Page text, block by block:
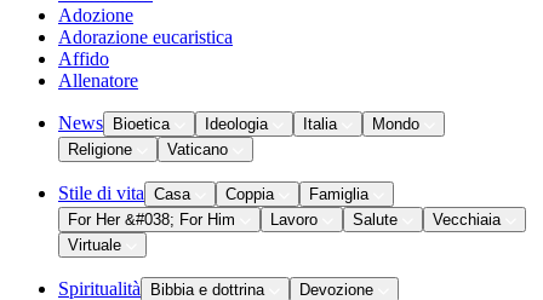
Adozione
Adorazione eucaristica
Affido
Allenatore
News Bioetica Ideologia Italia
Mondo
Religione
Vaticano
Stile di vita Casa Coppia
Famiglia
For Her &#038; For Him
Lavoro Salute
Vecchiaia
Virtuale
Spiritualità Bibbia e dottrina
Devozione